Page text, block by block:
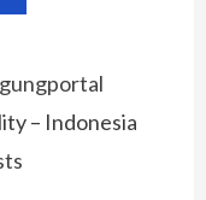
– Indonesia